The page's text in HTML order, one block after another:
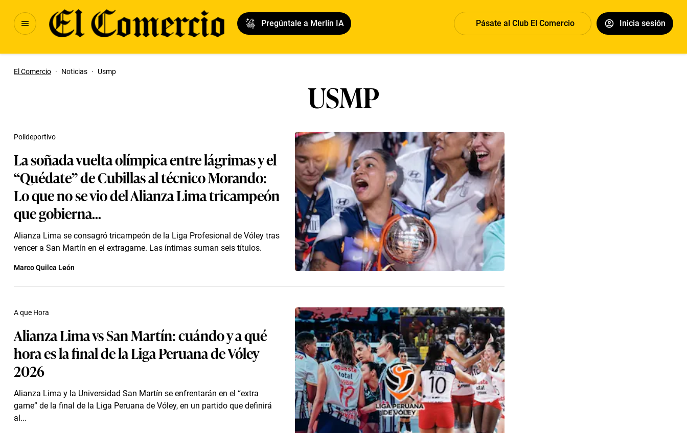
Pregúntale a Merlín IA Pásate al Club El Comercio Inicia sesión
El Comercio · Noticias · Usmp
USMP
La soñada vuelta olímpica entre lágrimas y el
“Quédate” de Cubillas al técnico Morando:
Lo que no se vio del Alianza Lima tricampeón
que gobierna...
Alianza Lima se consagró tricampeón de la Liga Profesional de Vóley tras
vencer a San Martín en el extragame. Las íntimas suman seis títulos.
Polideportivo
Marco Quilca León
Alianza Lima vs San Martín: cuándo y a qué
hora es la final de la Liga Peruana de Vóley
2026
Alianza Lima y la Universidad San Martín se enfrentarán en el “extra
game” de la final de la Liga Peruana de Vóley, en un partido que definirá
al...
A que Hora